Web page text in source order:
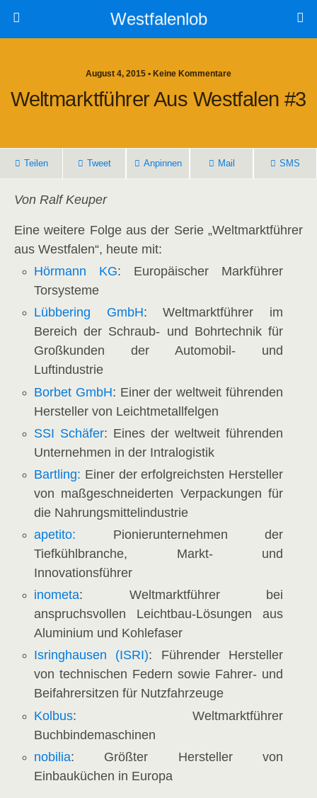
Westfalenlob
August 4, 2015 • Keine Kommentare
Weltmarktführer Aus Westfalen #3
Teilen Tweet Anpinnen Mail SMS
Von Ralf Keuper
Eine weitere Folge aus der Serie „Weltmarktführer
aus Westfalen“, heute mit:
Hörmann KG: Europäischer Markführer
Torsysteme
Lübbering GmbH: Weltmarktführer im
Bereich der Schraub- und Bohrtechnik für
Großkunden der Automobil- und
Luftindustrie
Borbet GmbH: Einer der weltweit führenden
Hersteller von Leichtmetallfelgen
SSI Schäfer: Eines der weltweit führenden
Unternehmen in der Intralogistik
Bartling: Einer der erfolgreichsten Hersteller
von maßgeschneiderten Verpackungen für
die Nahrungsmittelindustrie
apetito: Pionierunternehmen der
Tiefkühlbranche, Markt- und
Innovationsführer
inometa: Weltmarktführer bei
anspruchsvollen Leichtbau-Lösungen aus
Aluminium und Kohlefaser
Isringhausen (ISRI): Führender Hersteller
von technischen Federn sowie Fahrer- und
Beifahrersitzen für Nutzfahrzeuge
Kolbus: Weltmarktführer
Buchbindemaschinen
nobilia: Größter Hersteller von
Einbauküchen in Europa